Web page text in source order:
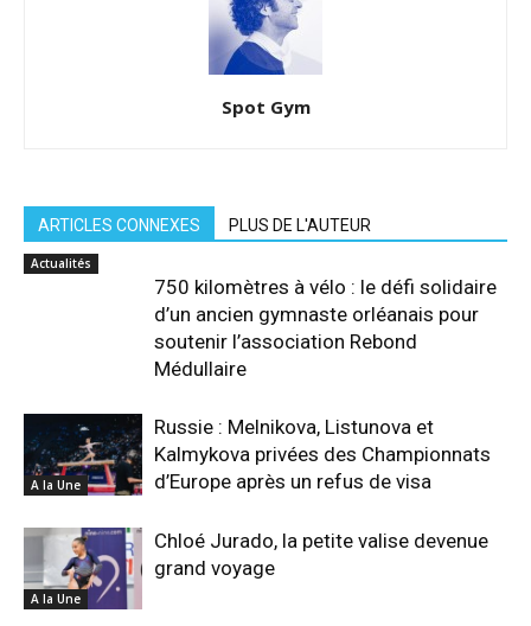
Spot Gym
ARTICLES CONNEXES PLUS DE L'AUTEUR
Actualités
750 kilomètres à vélo : le défi solidaire
d’un ancien gymnaste orléanais pour
soutenir l’association Rebond
Médullaire
A la Une
Russie : Melnikova, Listunova et
Kalmykova privées des Championnats
d’Europe après un refus de visa
A la Une
Chloé Jurado, la petite valise devenue
grand voyage